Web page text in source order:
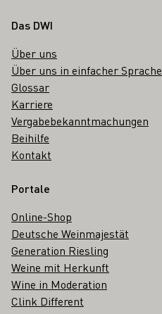
Fußbereich
Das DWI
Über uns
Über uns in einfacher Sprache
Glossar
Karriere
Vergabebekanntmachungen
Beihilfe
Kontakt
Portale
Online-Shop
Deutsche Weinmajestät
Generation Riesling
Weine mit Herkunft
Wine in Moderation
Clink Different